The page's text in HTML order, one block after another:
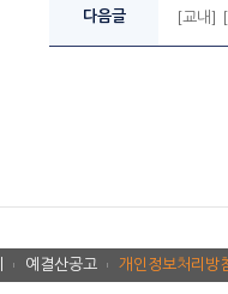
다음글 [교내]
예결산공고 개인정보처리방